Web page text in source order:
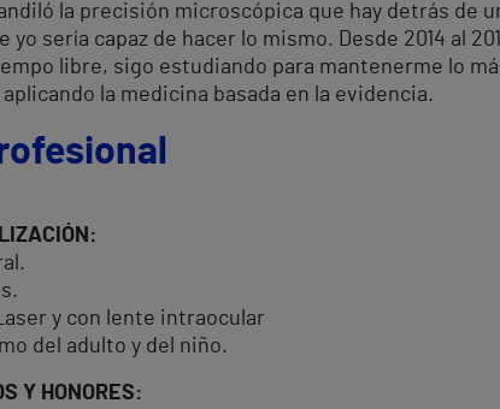
la precisión microscópica que hay detrás de
yo sería capaz de hacer lo mismo. Desde 2014 al
libre, sigo estudiando para mantenerme lo
la medicina basada en la evidencia.
y con lente intraocular
del adulto y del niño.
Y HONORES: